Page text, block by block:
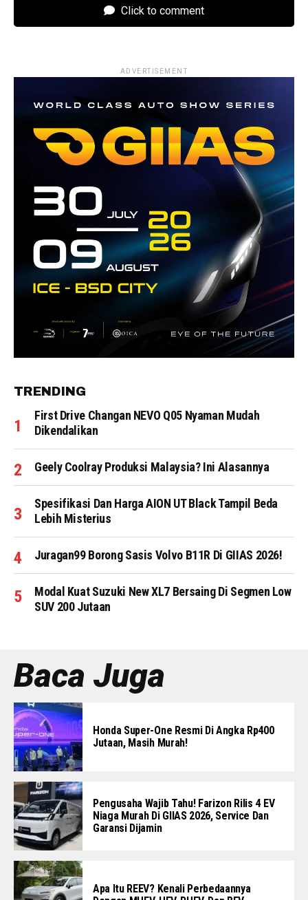
Click to comment
ADVERTISEMENT
TRENDING
First Drive Changan NEVO Q05 Nyaman Mudah
Dikendalikan
Geely Coolray Produksi Malaysia? Ini Alasannya
Spesifikasi Dan Harga AION UT Black Tampil Beda
Lebih Misterius
Juragan99 Borong Sasis Volvo B11R Di GIIAS 2026!
Modal Kuat Suzuki New XL7 Bersaing Di Segmen Low
SUV 200 Jutaan
Baca Juga
Honda Super-One Resmi Di Angka Rp400
Jutaan, Masih Murah!
Pengusaha Wajib Tahu! Farizon Rilis 4 EV
Niaga Murah Di GIIAS 2026, Service Dan
Garansi Dijamin
Apa Itu REEV? Kenali Perbedaannya